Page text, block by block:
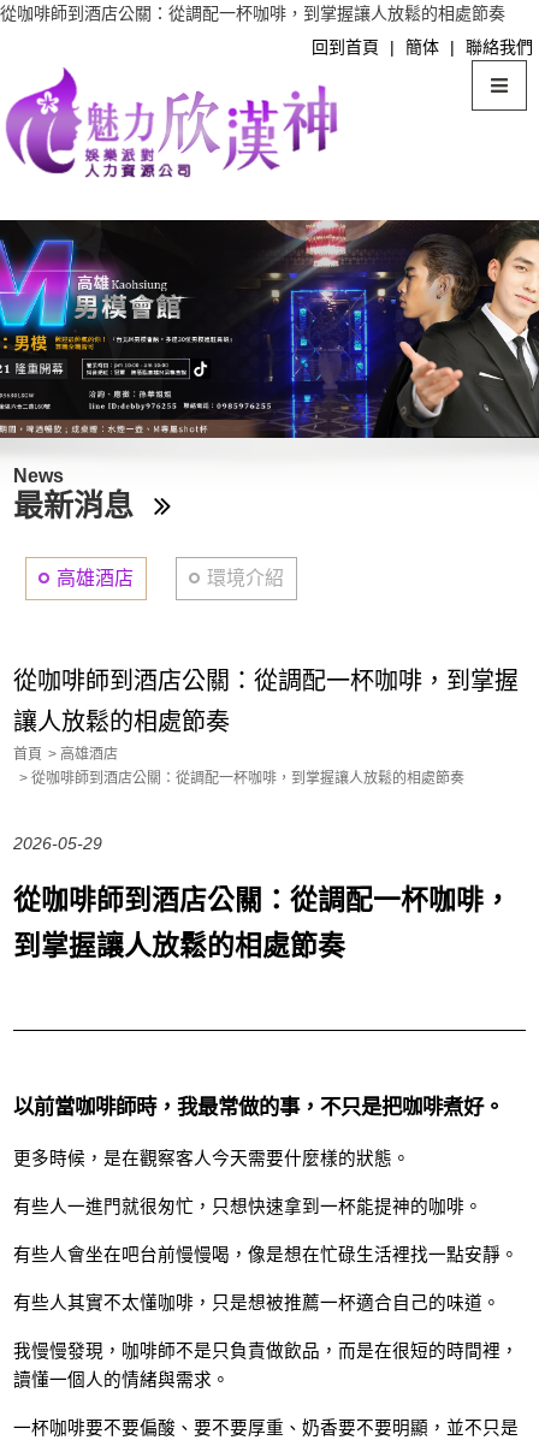
從咖啡師到酒店公關：從調配一杯咖啡，到掌握讓人放鬆的相處節奏
回到首頁
| 簡体 | 聯絡我們
News
最新消息
高雄酒店 環境介紹
從咖啡師到酒店公關：從調配一杯咖啡，到掌握
讓人放鬆的相處節奏
首頁
高雄酒店
從咖啡師到酒店公關：從調配一杯咖啡，到掌握讓人放鬆的相處節奏
2026-05-29
從咖啡師到酒店公關：從調配一杯咖啡，
到掌握讓人放鬆的相處節奏
以前當咖啡師時，我最常做的事，不只是把咖啡煮好。
更多時候，是在觀察客人今天需要什麼樣的狀態。
有些人一進門就很匆忙，只想快速拿到一杯能提神的咖啡。
有些人會坐在吧台前慢慢喝，像是想在忙碌生活裡找一點安靜。
有些人其實不太懂咖啡，只是想被推薦一杯適合自己的味道。
我慢慢發現，咖啡師不是只負責做飲品，而是在很短的時間裡，
讀懂一個人的情緒與需求。
一杯咖啡要不要偏酸、要不要厚重、奶香要不要明顯，並不只是